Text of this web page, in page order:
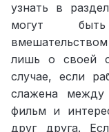
узнать в
могут
лишь о своей
случае, если
слажена
фильм и
друг друга.